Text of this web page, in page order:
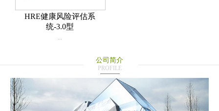
HRE健康风险评估系
统-3.0型
...
公司简介
PROFILE